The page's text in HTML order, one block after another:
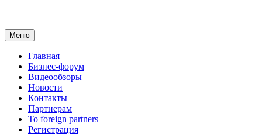
Меню
Главная
Бизнес-форум
Видеообзоры
Новости
Контакты
Партнерам
To foreign partners
Регистрация